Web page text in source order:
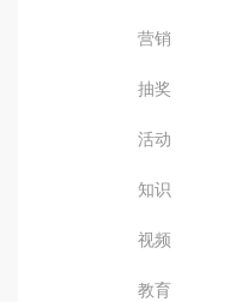
营销
抽奖
活动
知识
视频
教育